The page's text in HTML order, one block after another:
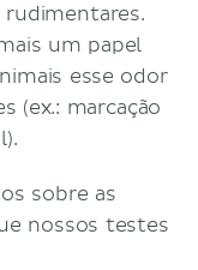
rudimentares.
um papel
esse odor
(ex.: marcação
sobre as
nossos testes